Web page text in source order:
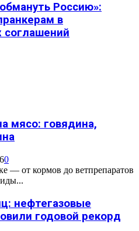
Россию»:
в
соглашений
мясо: говядина,
0
— от кормов до ветпрепаратов
нефтегазовые
годовой рекорд